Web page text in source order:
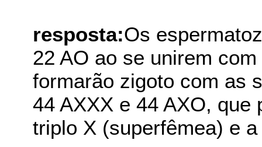
resposta:Os
22 AO ao se unirem
formarão zigoto com as
44 AXXX e 44 AXO,
triplo X (superfêmea) e